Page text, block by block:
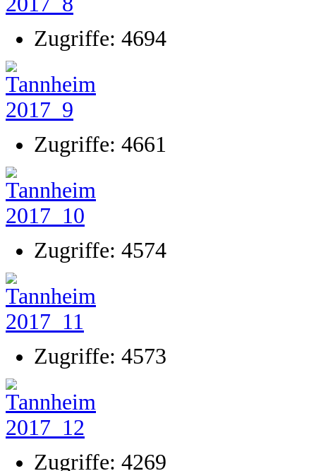
Zugriffe: 4694
Zugriffe: 4661
Zugriffe: 4574
Zugriffe: 4573
Zugriffe: 4269